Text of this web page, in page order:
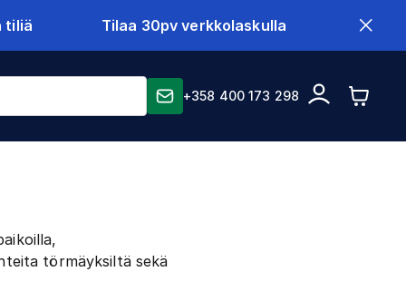
tiliä Tilaa 30pv verkkolaskulla
+358 400 173 298
törmäyksiltä sekä